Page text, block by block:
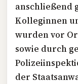
anschließend
Kolleginnen
wurden vor
sowie durch
der